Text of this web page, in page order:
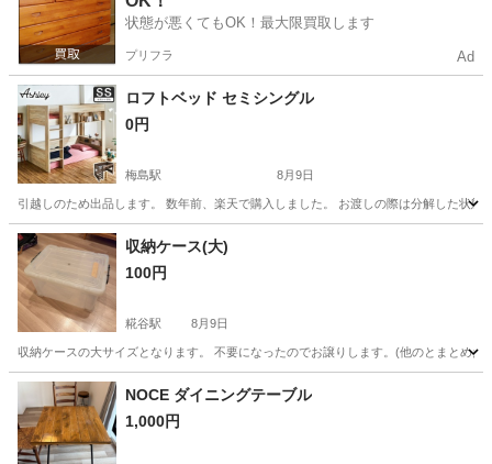
状態が悪くてもOK！最大限買取します
プリフラ Ad
ロフトベッド セミシングル
0円
梅島駅 8月9日
引越しのため出品します。 数年前、楽天で購入しました。 お渡しの際は分解した状
東京 足立区 梅島駅 ベッド
収納ケース(大)
100円
糀谷駅 8月9日
収納ケースの大サイズとなります。 不要になったのでお譲りします。(他のとまとめ
東京 大田区 収納家具 ケース
NOCE ダイニングテーブル
1,000円